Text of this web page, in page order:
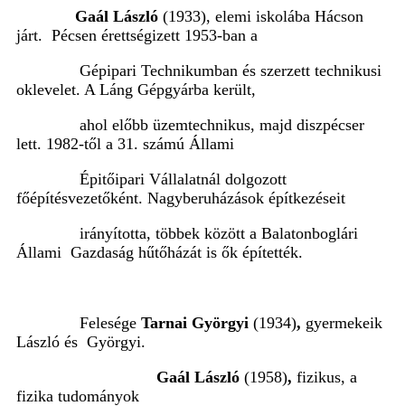
Gaál László (1933), elemi iskolába Hácson
járt. Pécsen érettségizett 1953-ban a
Gépipari Technikumban és szerzett technikusi
oklevelet. A Láng Gépgyárba került,
ahol előbb üzemtechnikus, majd diszpécser
lett. 1982-től a 31. számú Állami
Épitőipari Vállalatnál dolgozott
főépítésvezetőként. Nagyberuházások építkezéseit
irányította, többek között a Balatonboglári
Állami Gazdaság hűtőházát is ők építették.
Felesége Tarnai Györgyi (1934), gyermekeik
László és Györgyi.
Gaál László (1958), fizikus, a
fizika tudományok